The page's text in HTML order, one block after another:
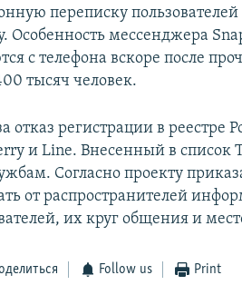
переписку
Особенность мессенджера
с телефона вскоре после
тысяч человек.
отказ регистрации в реестре
и Line. Внесенный в список
Согласно проекту
от распространителей
их круг общения и
Follow us Print